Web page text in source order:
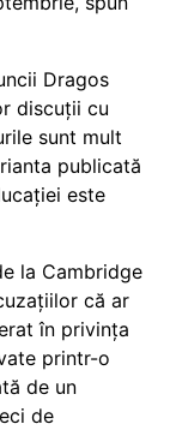
Dragos
discuții cu
sunt mult
publicată
este
la Cambridge
că ar
în privința
printr-o
de un
de